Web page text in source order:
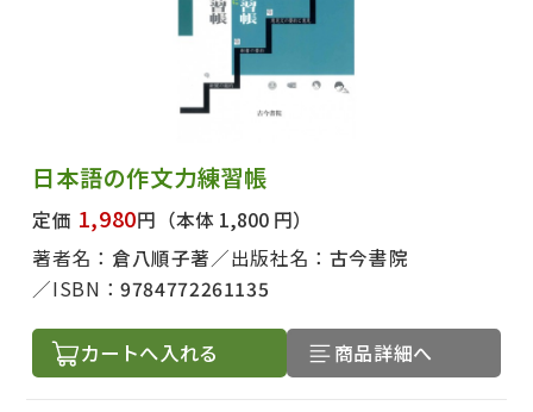
日本語の作文力練習帳
定価 1,980円 （本体 1,800 円）
著者名： 倉八順子著 出版社名： 古今書院
ISBN：9784772261135
カートへ入れる 商品詳細へ